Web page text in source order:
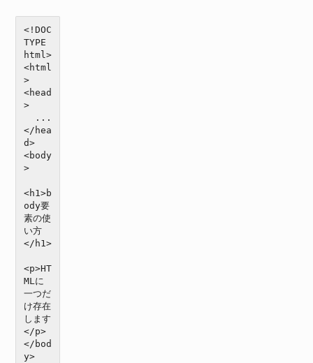
<!DOC
TYPE
html>
<html
>
<head
>
</hea
d>
<body
>
<h1>b
ody要
素の使
い方
</h1>
<p>HT
MLに
一つだ
け存在
します
</p>
</bod
y>